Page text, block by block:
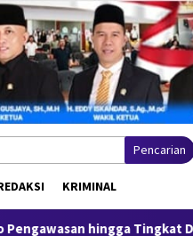
Pencarian
KRIMINAL
hingga Tingkat Desa